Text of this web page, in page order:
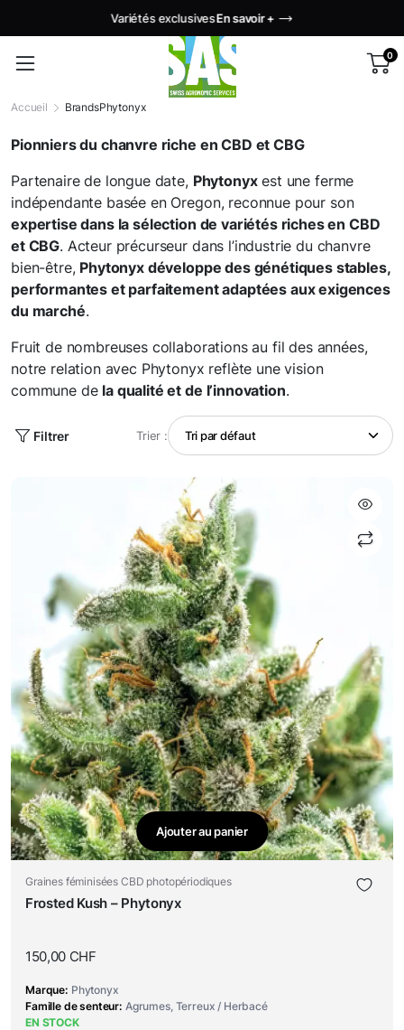
Variétés exclusivesEn savoir +
0
Accueil BrandsPhytonyx
Pionniers du chanvre riche en CBD et CBG
Partenaire de longue date, Phytonyxest une ferme
indépendante basée en Oregon, reconnue pour son
expertise dans la sélection de variétés riches en CBD
et CBG. Acteur précurseur dans l’industrie du chanvre
bien-être, Phytonyx développe des génétiques stables,
performantes et parfaitement adaptées aux exigences
du marché.
Fruit de nombreuses collaborations au fil des années,
notre relation avec Phytonyx reflète une vision
commune de la qualité et de l’innovation.
Filtrer Trier :
Ajouter au panier
Graines féminisées CBD photopériodiques
Frosted Kush – Phytonyx
150,00 CHF
Marque Phytonyx
Famille de senteur Agrumes, Terreux / Herbacé
EN STOCK